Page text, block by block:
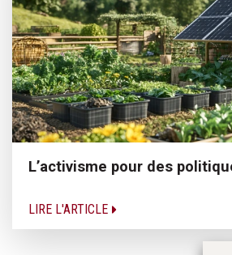
L’activisme pour des
LIRE L'ARTICLE